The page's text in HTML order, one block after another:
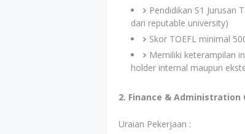
Pendidikan S1 Jurusan
dari reputable university)
Skor TOEFL minimal
Memiliki keterampilan
holder internal maupun
2. Finance & Administration
Uraian Pekerjaan :